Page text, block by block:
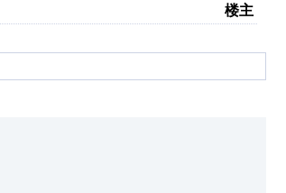
楼主